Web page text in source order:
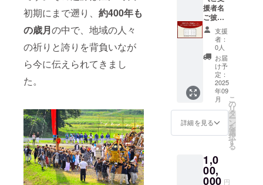
初期にまで遡り、 約400年も
の歳月の中で、地域の人々
の祈りと誇りを背負いなが
ら今に伝えられてきまし
た。
絡しま
す。
考欄に
ご入力
くださ
い
（ニッ
クネー
ム可）
間】9月
20日の
お祭り
で掲げ
たあ
と、翌
年のお
祭りま
で中島
町お熊
甲祭神
社・社
務所に
展示致
します
年９月
まで）
※ご希望
援者名
ご披露
コー
ス》万
博披露
時、9月
の祭り
で掲げ
るボー
ドにお
名前を
掲載い
たしま
す 【お
名前の
イズ】
6cmx1
6cm程
支援
者：
0人
お届
け予
定：
2025
年09
月
詳細を見る
こ
の
リ
タ
ー
ン
を
選
択
す
る
1,0
00,
000 円